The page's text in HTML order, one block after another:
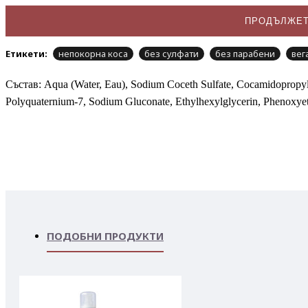
Етикети: непокорна коса без сулфати без парабени
Състав: Aqua (Water, Eau), Sodium Coceth Sulfate,
Polyquaternium-7, Sodium Gluconate, Ethylhexylglycerin,
ПОДОБНИ ПРОДУКТИ